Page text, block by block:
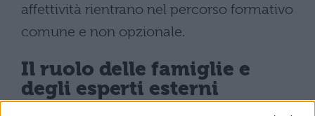
affettività rientrano nel percorso formativo
comune e non opzionale.
Il ruolo delle famiglie e
degli esperti esterni